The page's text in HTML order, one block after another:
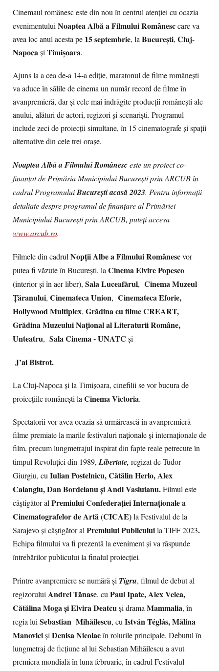
Cinemaul românesc este din nou în centrul atenției cu ocazia
evenimentuluiNoaptea Albă a Filmului Românesccare va
avea loc anul acesta pe 𝟏𝟓 𝐬𝐞𝐩𝐭𝐞𝐦𝐛𝐫𝐢𝐞, la 𝐁𝐮𝐜𝐮𝐫𝐞𝐬̦𝐭𝐢, 𝐂𝐥𝐮𝐣-
𝐍𝐚𝐩𝐨𝐜𝐚 și 𝐓𝐢𝐦𝐢𝐬̦𝐨𝐚𝐫𝐚.
Ajuns la a cea de-a 14-a ediție, maratonul de filme românești
va aduce în sălile de cinema un număr record de filme în
avanpremieră, dar și cele mai îndrăgite producții românești ale
anului, alături de actori, regizori și scenariști. Programul
include zeci de proiecții simultane, în 15 cinematografe și spații
alternative din cele trei orașe.
Noaptea Albă a Filmului Românesceste un proiect co-
finanțat de Primăria Municipiului București prin ARCUB în
cadrul ProgramuluiBucurești acasă 2023. Pentru informații
detaliate despre programul de finanțare al Primăriei
Municipiului București prin ARCUB, puteți accesa
www.arcub.ro.
Filmele din cadrulNopții Albe a Filmului Românescvor
putea fi văzute în București, laCinema Elvire Popesco
(interior și în aer liber), Sala Luceafărul, Cinema Muzeul
Țăranului, Cinemateca Union, Cinemateca Eforie,
Hollywood Multiplex, Grădina cu filme CREART,
Grădina Muzeului Național al Literaturii Române,
Unteatru, Sala Cinema - UNATC și
J’ai Bistrot.
La Cluj-Napoca și la Timișoara, cinefilii se vor bucura de
proiecțiile românești laCinema Victoria.
Spectatorii vor avea ocazia să urmărească în avanpremieră
filme premiate la marile festivaluri naționale și internaționale de
film, precum lungmetrajul inspirat din fapte reale petrecute în
timpul Revoluţiei din 1989,Libertate, regizat de Tudor
Giurgiu, cuIulian Postelnicu, Cătălin Herlo, Alex
Calangiu, Dan Bordeianu și Andi Vasluianu.Filmul este
câștigător alPremiului Confederației Internaționale a
Cinematografelor de Artă (CICAE)la Festivalul de la
Sarajevoși câștigător alPremiului PubliculuilaTIFF 2023.
Echipa filmului va fi prezentă la eveniment și va răspunde
întrebărilor publicului la finalul proiecției.
Printre avanpremiere se numără și Tigru, filmul de debut al
regizoruluiAndrei Tănase, cuPaul Ipate, Alex Velea,
Cătălina Moga și Elvira Deatcuși dramaMammalia, în
regia luiSebastian Mihăilescu, cuIstván Téglás, Mălina
ManovicișiDenisa Nicolaeîn rolurile principale. Debutul în
lungmetraj de ficțiune al lui Sebastian Mihăilescu a avut
premiera mondială în luna februarie, în cadrul Festivalul